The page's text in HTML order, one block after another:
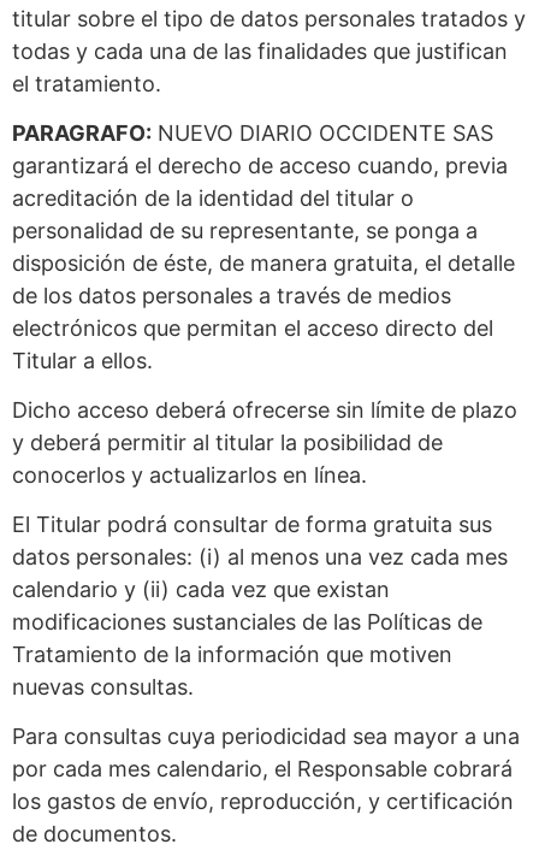
titular sobre el tipo de datos personales tratados y
todas y cada una de las finalidades que justifican
el tratamiento.
PARAGRAFO: NUEVO DIARIO OCCIDENTE SAS
garantizará el derecho de acceso cuando, previa
acreditación de la identidad del titular o
personalidad de su representante, se ponga a
disposición de éste, de manera gratuita, el detalle
de los datos personales a través de medios
electrónicos que permitan el acceso directo del
Titular a ellos.
Dicho acceso deberá ofrecerse sin límite de plazo
y deberá permitir al titular la posibilidad de
conocerlos y actualizarlos en línea.
El Titular podrá consultar de forma gratuita sus
datos personales: (i) al menos una vez cada mes
calendario y (ii) cada vez que existan
modificaciones sustanciales de las Políticas de
Tratamiento de la información que motiven
nuevas consultas.
Para consultas cuya periodicidad sea mayor a una
por cada mes calendario, el Responsable cobrará
los gastos de envío, reproducción, y certificación
de documentos.